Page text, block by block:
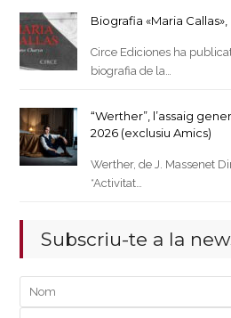
Biografia «Maria
Circe Ediciones ha
biografia de la…
“Werther”, l’assaig
2026 (exclusiu Amics)
Werther, de J. Massenet
*Activitat…
Subscriu-te a la